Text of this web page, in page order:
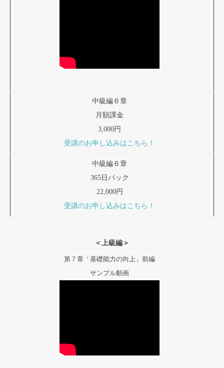
中級編６章
月額課金
3,000円
受講のお申し込みはこちら！
中級編６章
365日パック
22,000円
受講のお申し込みはこちら！
＜上級編＞
第７章「基礎能力の向上」前編
サンプル動画